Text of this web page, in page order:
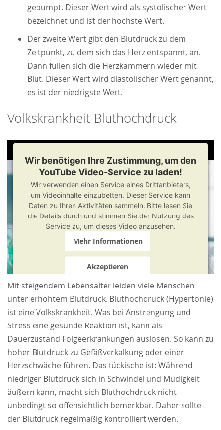
gepumpt. Dieser Wert wird als systolischer Wert
bezeichnet und ist der höchste Wert.
Der zweite Wert gibt den Blutdruck zu dem
Zeitpunkt, zu dem sich das Herz entspannt, an.
Dann füllen sich die Herzkammern wieder mit
Blut. Dieser Wert wird diastolischer Wert genannt,
es ist der niedrigste Wert.
Volkskrankheit Bluthochdruck
Wir benötigen Ihre Zustimmung, um den
YouTube Video-Service zu laden!
Wir verwenden einen Service eines Drittanbieters,
um Videoinhalte einzubetten. Dieser Service kann
Daten zu Ihren Aktivitäten sammeln. Bitte lesen Sie
die Details durch und stimmen Sie der Nutzung des
Service zu, um dieses Video anzusehen.
Mehr Informationen
Akzeptieren
powered by
Usercentrics Consent Management
Platform&Trusted Shops
Mit steigendem Lebensalter leiden viele Menschen
unter erhöhtem Blutdruck. Bluthochdruck (Hypertonie)
ist eine Volkskrankheit. Was bei Anstrengung und
Stress eine gesunde Reaktion ist, kann als
Dauerzustand Folgeerkrankungen auslösen. So kann zu
hoher Blutdruck zu Gefäßverkalkung oder einer
Herzschwäche führen. Das tückische ist: Während
niedriger Blutdruck sich in Schwindel und Müdigkeit
äußern kann, macht sich Bluthochdruck nicht
unbedingt so offensichtlich bemerkbar. Daher sollte
der Blutdruck regelmäßig kontrolliert werden.